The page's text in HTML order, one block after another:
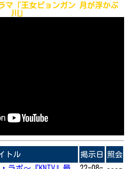
マ「王女ピョンガン 月が浮かぶ
川」
トル 掲示日 照会